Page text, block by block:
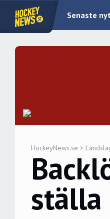
Senaste
HockeyNews.se >
ställa